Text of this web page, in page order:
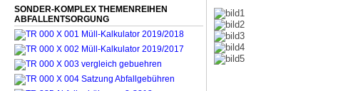
SONDER-KOMPLEX THEMENREIHEN
ABFALLENTSORGUNG